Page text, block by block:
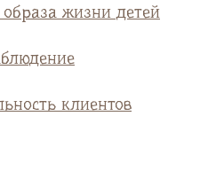
жизни детей
клиентов